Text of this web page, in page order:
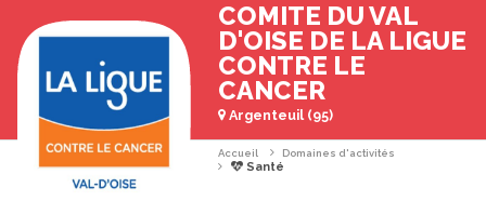
COMITE DU VAL
D'OISE DE LA LIGUE
CONTRE LE
CANCER
Argenteuil (95)
Accueil Domaines d'activités
Santé